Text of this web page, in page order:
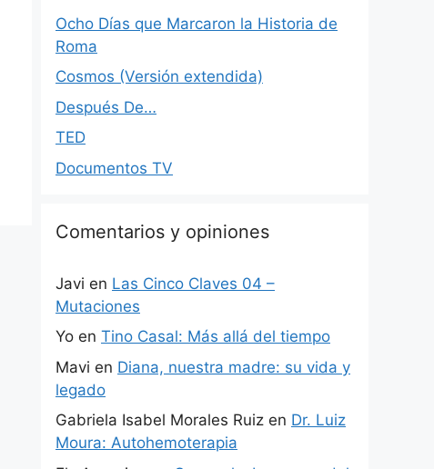
Ocho Días que Marcaron la Historia de
Roma
Cosmos (Versión extendida)
Después De…
TED
Documentos TV
Comentarios y opiniones
Javi en Las Cinco Claves 04 –
Mutaciones
Yo en Tino Casal: Más allá del tiempo
Mavi en Diana, nuestra madre: su vida y
legado
Gabriela Isabel Morales Ruiz en Dr. Luiz
Moura: Autohemoterapia